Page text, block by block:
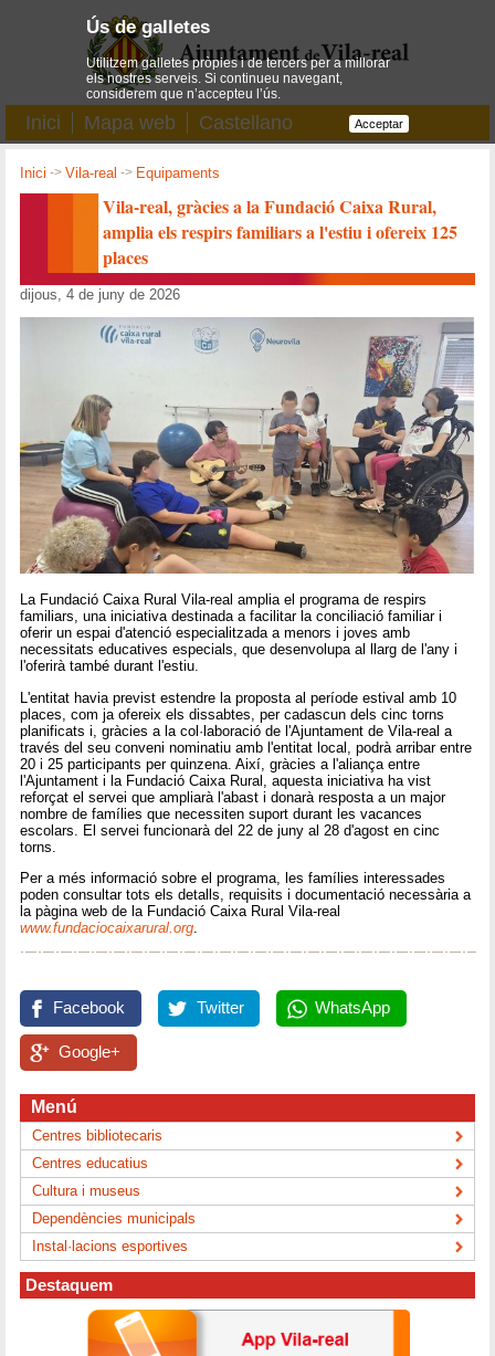
Inici Mapa web Castellano
Inici ->Vila-real -> Equipaments
Vila-real, gràcies a la Fundació Caixa Rural,
amplia els respirs familiars a l'estiu i ofereix 125
places
dijous, 4 de juny de 2026
La Fundació Caixa Rural Vila-real amplia el programa de respirs
familiars, una iniciativa destinada a facilitar la conciliació familiar i
oferir un espai d'atenció especialitzada a menors i joves amb
necessitats educatives especials, que desenvolupa al llarg de l'any i
l'oferirà també durant l'estiu.
L'entitat havia previst estendre la proposta al període estival amb 10
places, com ja ofereix els dissabtes, per cadascun dels cinc torns
planificats i, gràcies a la col·laboració de l'Ajuntament de Vila-real a
través del seu conveni nominatiu amb l'entitat local, podrà arribar entre
20 i 25 participants per quinzena. Així, gràcies a l'aliança entre
l'Ajuntament i la Fundació Caixa Rural, aquesta iniciativa ha vist
reforçat el servei que ampliarà l'abast i donarà resposta a un major
nombre de famílies que necessiten suport durant les vacances
escolars. El servei funcionarà del 22 de juny al 28 d'agost en cinc
torns.
Per a més informació sobre el programa, les famílies interessades
poden consultar tots els detalls, requisits i documentació necessària a
la pàgina web de la Fundació Caixa Rural Vila-real
www.fundaciocaixarural.org.
Facebook Twitter WhatsApp
Google+
Menú
Centres bibliotecaris
Centres educatius
Cultura i museus
Dependències municipals
Instal·lacions esportives
Destaquem
Ús de galletes
Utilitzem galletes pròpies i de tercers per a millorar
els nostres serveis. Si continueu navegant,
considerem que n’accepteu l’ús.
Acceptar